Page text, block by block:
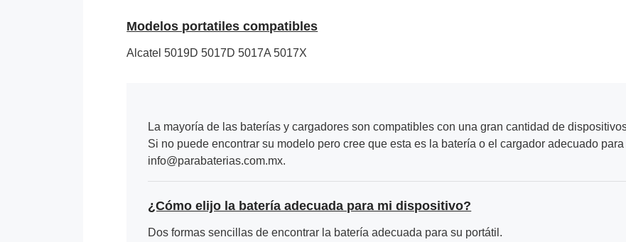
Modelos portatiles compatibles
Alcatel 5019D 5017D 5017A 5017X
La mayoría de las baterías y cargadores son compatibles con una gran cantidad de
Si no puede encontrar su modelo pero cree que esta es la batería o el cargador adecuado
info@parabaterias.com.mx.
¿Cómo elijo la batería adecuada para mi dispositivo?
Dos formas sencillas de encontrar la batería adecuada para su portátil.